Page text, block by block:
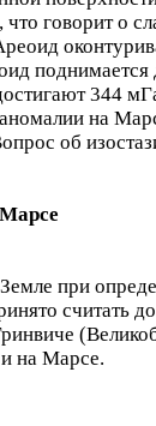
говорит о
344
на
об
при
считать
на Марсе.